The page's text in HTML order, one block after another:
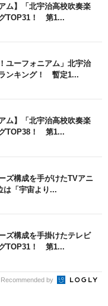
ム】「北宇治高校吹奏楽
TOP31！ 第1...
ユーフォニアム」北宇治
ンキング！ 暫定1...
ム】「北宇治高校吹奏楽
TOP38！ 第1...
ズ構成を手がけたTVアニ
「宇宙より...
ズ構成を手掛けたテレビ
TOP31！ 第1...
Recommended by